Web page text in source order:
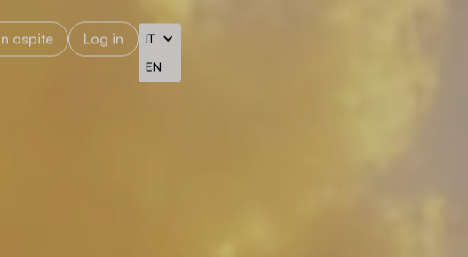
ospite Log in
IT
EN